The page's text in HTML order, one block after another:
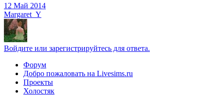
12 Май 2014
Margaret_Y
Войдите или зарегистрируйтесь для ответа.
Форум
Добро пожаловать на Livesims.ru
Проекты
Холостяк